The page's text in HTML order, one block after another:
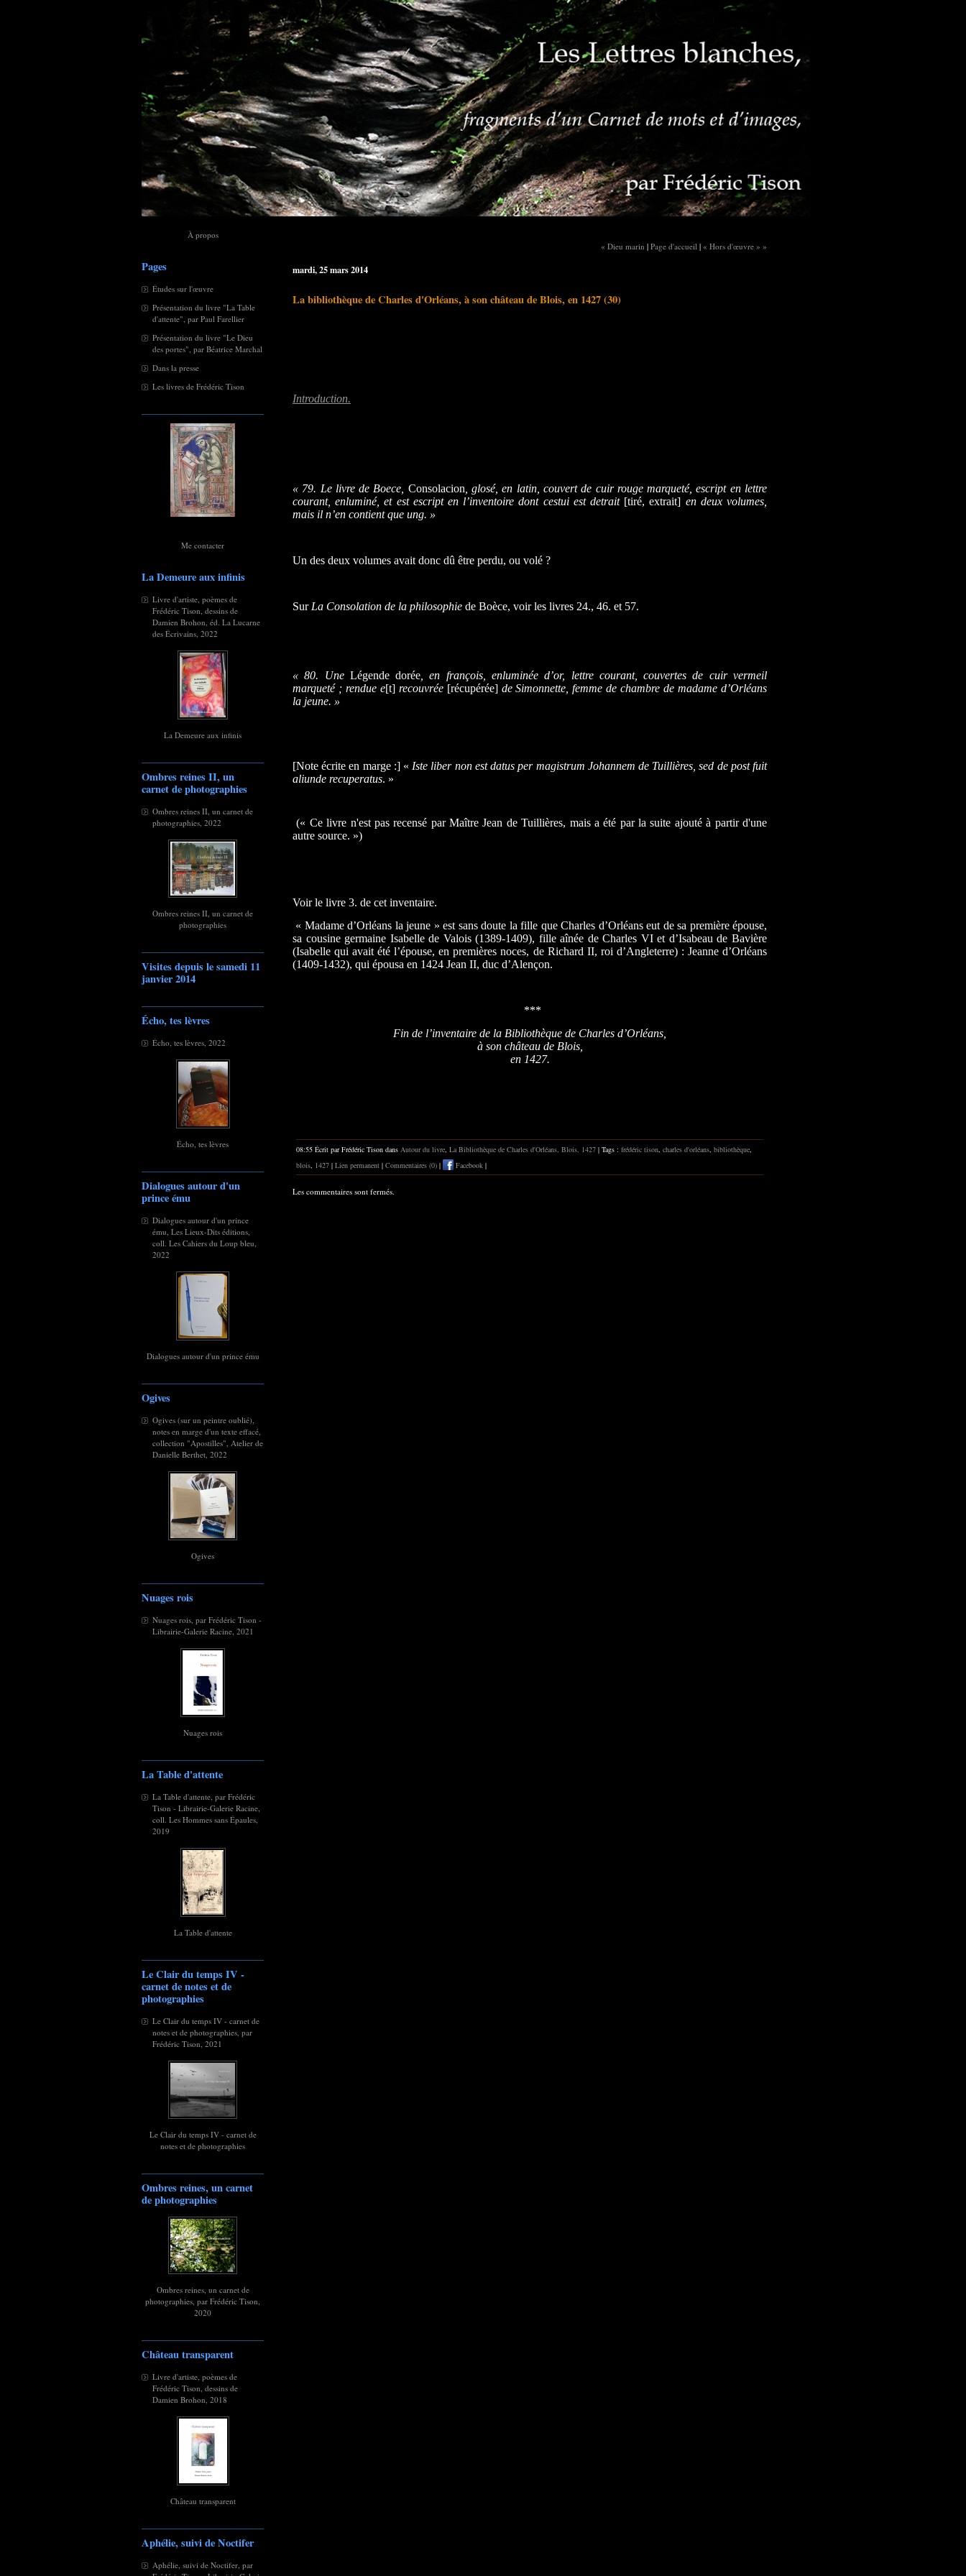
À propos
Pages
Études sur l'œuvre
Présentation du livre "La Table
d'attente", par Paul Farellier
Présentation du livre "Le Dieu
des portes", par Béatrice Marchal
Dans la presse
Les livres de Frédéric Tison
Me contacter
La Demeure aux infinis
Livre d'artiste, poèmes de
Frédéric Tison, dessins de
Damien Brohon, éd. La Lucarne
des Écrivains, 2022
La Demeure aux infinis
Ombres reines II, un
carnet de photographies
Ombres reines II, un carnet de
photographies, 2022
Ombres reines II, un carnet de
photographies
Visites depuis le samedi 11
janvier 2014
Écho, tes lèvres
Écho, tes lèvres, 2022
Écho, tes lèvres
Dialogues autour d'un
prince ému
Dialogues autour d'un prince
ému, Les Lieux-Dits éditions,
coll. Les Cahiers du Loup bleu,
2022
Dialogues autour d'un prince ému
Ogives
Ogives (sur un peintre oublié),
notes en marge d'un texte effacé,
collection "Apostilles", Atelier de
Danielle Berthet, 2022
Ogives
Nuages rois
Nuages rois, par Frédéric Tison -
Librairie-Galerie Racine, 2021
Nuages rois
La Table d'attente
La Table d'attente, par Frédéric
Tison - Librairie-Galerie Racine,
coll. Les Hommes sans Épaules,
2019
La Table d'attente
Le Clair du temps IV -
carnet de notes et de
photographies
Le Clair du temps IV - carnet de
notes et de photographies, par
Frédéric Tison, 2021
Le Clair du temps IV - carnet de
notes et de photographies
Ombres reines, un carnet
de photographies
Ombres reines, un carnet de
photographies, par Frédéric Tison,
2020
Château transparent
Livre d'artiste, poèmes de
Frédéric Tison, dessins de
Damien Brohon, 2018
Château transparent
Aphélie, suivi de Noctifer
Aphélie, suivi de Noctifer, par
« Dieu marin | Page d'accueil | « Hors d'œuvre » »
mardi, 25 mars 2014
La bibliothèque de Charles d'Orléans, à son château de Blois, en 1427 (30)
Introduction.
« 79. Le livre de Boece, Consolacion , glosé, en latin, couvert de cuir rouge marqueté, escript en lettre
courant, enluminé, et est escript en l’inventoire dont cestui est detrait [tiré, extrait] en deux volumes,
mais il n’en contient que ung. »
Un des deux volumes avait donc dû être perdu, ou volé ?
Sur La Consolation de la philosophie de Boèce, voir les livres 24., 46. et 57.
« 80. Une Légende dorée , en françois, enluminée d’or, lettre courant, couvertes de cuir vermeil
marqueté ; rendue e[t]recouvrée [récupérée]de Simonnette, femme de chambre de madame d’Orléans
la jeune. »
[Note écrite en marge :] « Iste liber non est datus per magistrum Johannem de Tuillières, sed de post fuit
aliunde recuperatus. »
(« Ce livre n'est pas recensé par Maître Jean de Tuillières, mais a été par la suite ajouté à partir d'une
autre source. »)
Voir le livre 3. de cet inventaire.
« Madame d’Orléans la jeune » est sans doute la fille que Charles d’Orléans eut de sa première épouse,
sa cousine germaine Isabelle de Valois (1389-1409), fille aînée de Charles VI et d’Isabeau de Bavière
(Isabelle qui avait été l’épouse, en premières noces, de Richard II, roi d’Angleterre) : Jeanne d’Orléans
(1409-1432), qui épousa en 1424 Jean II, duc d’Alençon.
***
Fin de l’inventaire de la Bibliothèque de Charles d’Orléans,
à son château de Blois,
en 1427.
08:55 Écrit par Frédéric Tison dans Autour du livre, La Bibliothèque de Charles d'Orléans, Blois, 1427 | Tags : frédéric tison, charles d'orléans, bibliothèque,
blois, 1427 | Lien permanent | Commentaires (0) | Facebook |
Les commentaires sont fermés.